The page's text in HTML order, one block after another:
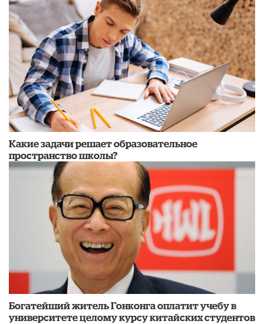
Какие задачи решает образовательное
пространство школы?
Богатейший житель Гонконга оплатит учебу в
университете целому курсу китайских студентов